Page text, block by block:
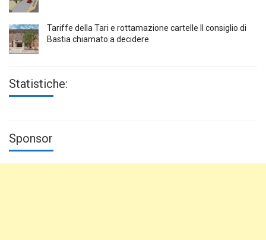
Tariffe della Tari e rottamazione cartelle Il consiglio di
Bastia chiamato a decidere
Statistiche:
Sponsor